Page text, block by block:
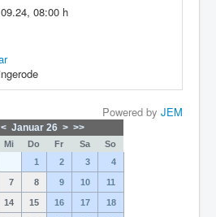
, 08:00 h
Powered by JEM
< Januar 26 > >>
Mi Do Fr Sa
So
1
2 3 4
7 8 9 10 11
14 15 16 17 18